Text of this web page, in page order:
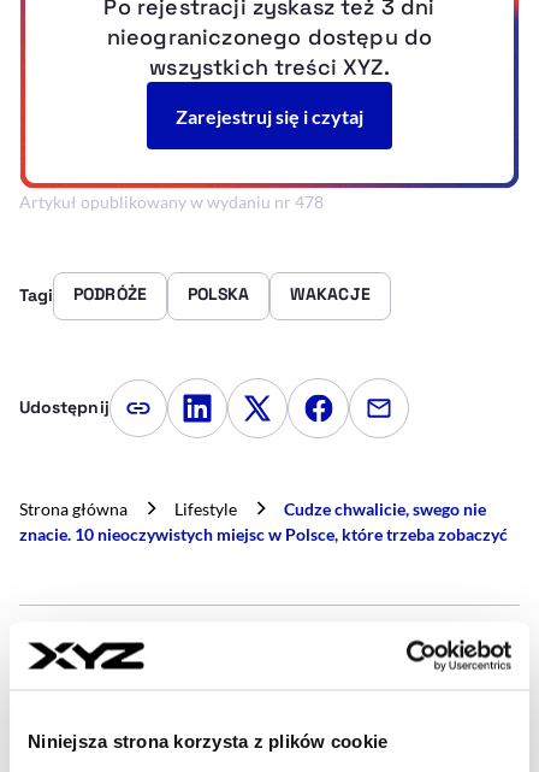
Niniejsza strona korzysta z plików cookie
Artykuł opublikowany w wydaniu nr 478
Tagi PODRÓŻE POLSKA WAKACJE
Udostępnij Kopiuj link artykułu
Udostępnij na LinkedIn
Udostępnij na Twitterze
Udostępnij na
Udostępnij
Strona główna Lifestyle
Cudze chwalicie, swego nie
znacie. 10 nieoczywistych miejsc w Polsce, które trzeba zobaczyć
- AUTOR ARTYKUŁU -
miłośnik pisania. Interesuję się polityką, sportem i
wszystkim, co ma wpływ na nasze życie. Jestem tu,